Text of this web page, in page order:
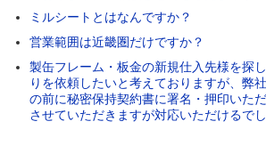
ミルシートとはなんですか？
営業範囲は近畿圏だけですか？
製缶フレーム・板金の新規仕入先様を探
りを依頼したいと考えておりますが、弊
の前に秘密保持契約書に署名・押印いた
させていただきますが対応いただけるでし